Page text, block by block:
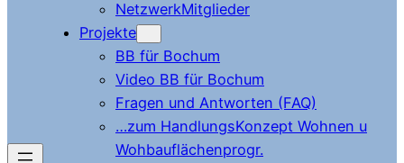
NetzwerkMitglieder
Projekte
BB für Bochum
Video BB für Bochum
Fragen und Antworten (FAQ)
…zum HandlungsKonzept Wohnen u
Wohbauflächenprogr.